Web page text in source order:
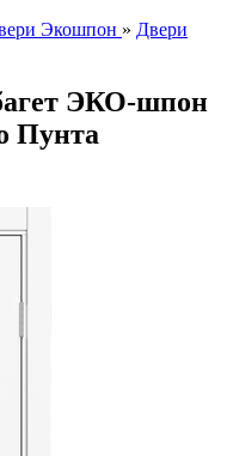
Экошпон » Двери
ЭКО-шпон
Пунта